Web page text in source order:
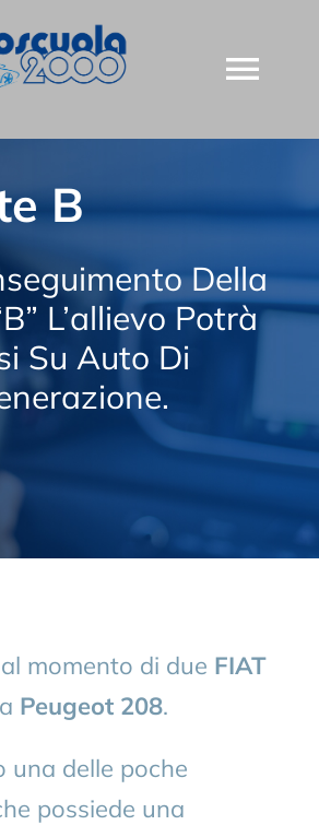
B
Della
L’allievo Potrà
Su Auto Di
momento di due FIAT
Peugeot 208.
una delle poche
possiede una